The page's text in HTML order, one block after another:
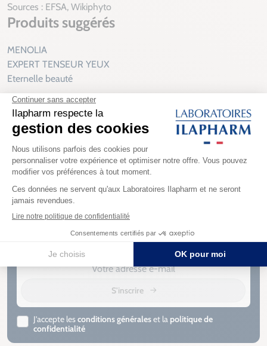
Sources : EFSA, Wikiphyto
Produits suggérés
MENOLIA
EXPERT TENSEUR YEUX
Eternelle beauté
30 ansd’expertise sécurisés
Fabricationfrançaise
Inscrivez-vous à notre newsletter
Rejoignez notre newsletter pour recevoir des conseils santé, des
offres exclusives et les dernières actualités d’Ilapharm
S'inscrire
J’accepte lesconditions généraleset la politique de
confidentialité